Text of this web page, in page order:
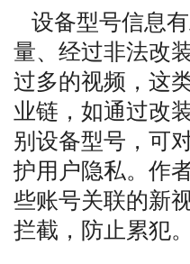
设备型号信息
量、经过非法改
过多的视频，这
业链，如通过改
别设备型号，可
护用户隐私。作
些账号关联的新
拦截，防止累犯。